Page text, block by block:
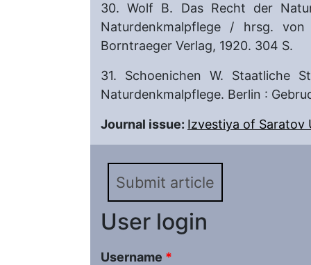
30. Wolf B. Das Recht der
Naturdenkmalpflege / hrsg.
Borntraeger Verlag, 1920. 304 S.
31. Schoenichen W. Staatliche
Naturdenkmalpflege. Berlin :
Journal issue: Izvestiya of Saratov
Submit article
User login
Username *